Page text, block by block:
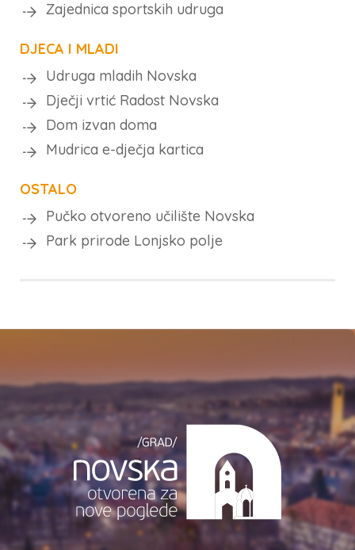
Zajednica sportskih udruga
DJECA I MLADI
Udruga mladih Novska
Dječji vrtić Radost Novska
Dom izvan doma
Mudrica e-dječja kartica
OSTALO
Pučko otvoreno učilište Novska
Park prirode Lonjsko polje